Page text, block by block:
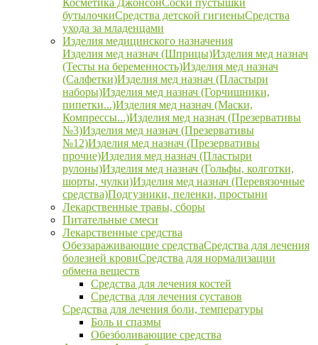
Косметика ДжонсонСоски пустышки
бутылочкиСредства детской гигиеныСредства
ухода за младенцами
Изделия медицинского назначения
Изделия мед назнач (Шприцы)Изделия мед назнач
(Тесты на беременность)Изделия мед назнач
(Салфетки)Изделия мед назнач (Пластыри
наборы)Изделия мед назнач (Горчишники,
пипетки...)Изделия мед назнач (Маски,
Компрессы...)Изделия мед назнач (Презервативы
№3)Изделия мед назнач (Презервативы
№12)Изделия мед назнач (Презервативы
прочие)Изделия мед назнач (Пластыри
рулоны)Изделия мед назнач (Гольфы, колготки,
шорты, чулки)Изделия мед назнач (Перевязочные
средства)Подгузники, пеленки, простыни
Лекарственные травы, сборы
Питательные смеси
Лекарственные средства
Обеззараживающие средстваСредства для лечения
болезней кровиСредства для нормализации
обмена веществ
Средства для лечения костей
Средства для лечения суставов
Средства для лечения боли, температуры
Боль и спазмы
Обезболивающие средства